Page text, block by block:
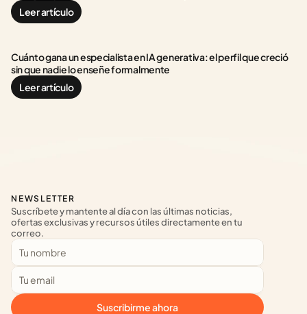
Leer artículo
Cuánto gana un especialista en IA generativa: el perfil que creció
sin que nadie lo enseñe formalmente
Leer artículo
NEWSLETTER
Suscríbete y mantente al día con las últimas noticias,
ofertas exclusivas y recursos útiles directamente en tu
correo.
Suscribirme ahora